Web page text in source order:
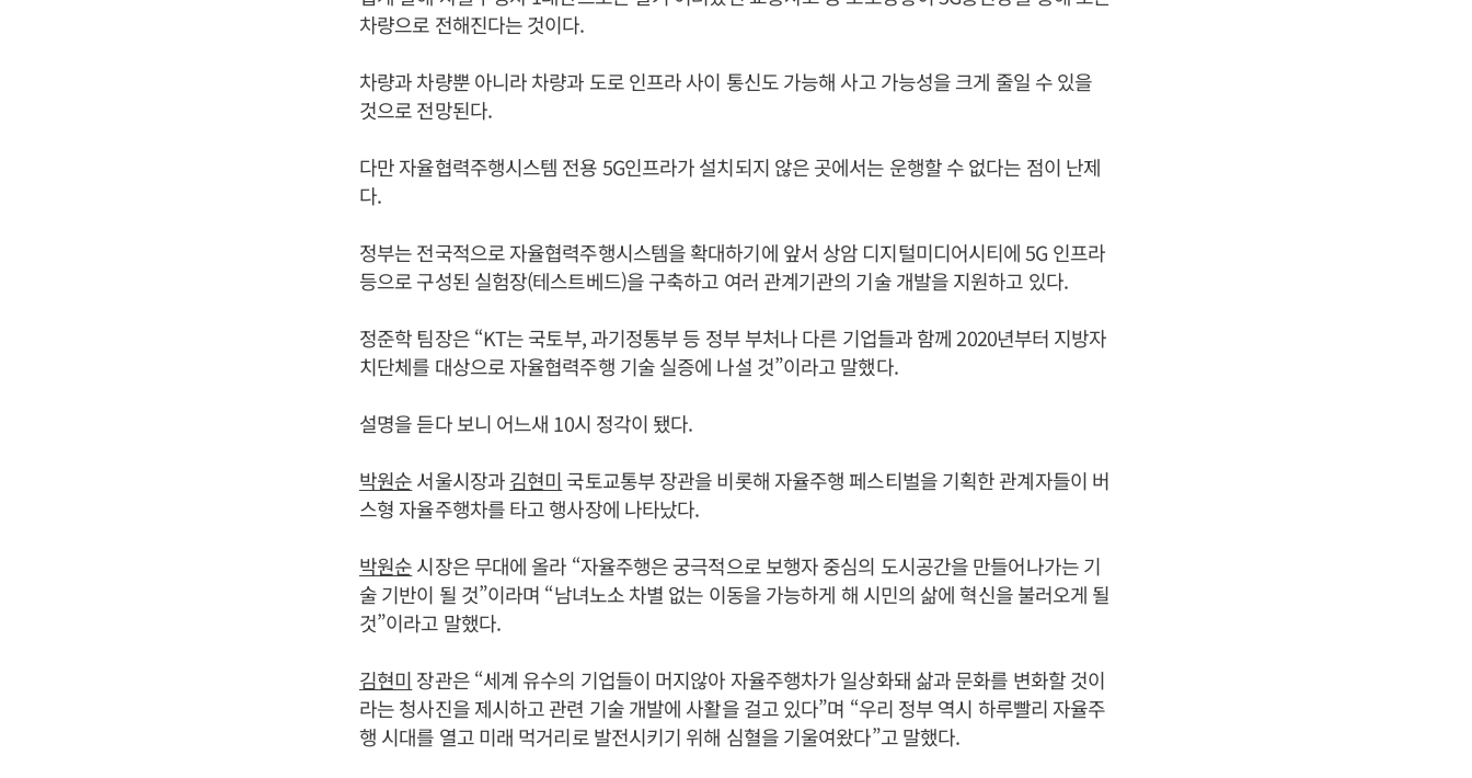
차량으로 전해진다는 것이다.
차량과 차량뿐 아니라 차량과 도로 인프라 사이 통신도 가능해 사고 가능성을 크게 줄일 수 있을
것으로 전망된다.
다만 자율협력주행시스템 전용 5G인프라가 설치되지 않은 곳에서는 운행할 수 없다는 점이 난제
다.
정부는 전국적으로 자율협력주행시스템을 확대하기에 앞서 상암 디지털미디어시티에 5G 인프라
등으로 구성된 실험장(테스트베드)을 구축하고 여러 관계기관의 기술 개발을 지원하고 있다.
정준학 팀장은 “KT는 국토부, 과기정통부 등 정부 부처나 다른 기업들과 함께 2020년부터 지방자
치단체를 대상으로 자율협력주행 기술 실증에 나설 것”이라고 말했다.
설명을 듣다 보니 어느새 10시 정각이 됐다.
박원순서울시장과김현미 국토교통부 장관을 비롯해 자율주행 페스티벌을 기획한 관계자들이 버
스형 자율주행차를 타고 행사장에 나타났다.
박원순시장은 무대에 올라 “자율주행은 궁극적으로 보행자 중심의 도시공간을 만들어나가는 기
술 기반이 될 것”이라며 “남녀노소 차별 없는 이동을 가능하게 해 시민의 삶에 혁신을 불러오게 될
것”이라고 말했다.
김현미 장관은 “세계 유수의 기업들이 머지않아 자율주행차가 일상화돼 삶과 문화를 변화할 것이
라는 청사진을 제시하고 관련 기술 개발에 사활을 걸고 있다”며 “우리 정부 역시 하루빨리 자율주
행 시대를 열고 미래 먹거리로 발전시키기 위해 심혈을 기울여왔다”고 말했다.